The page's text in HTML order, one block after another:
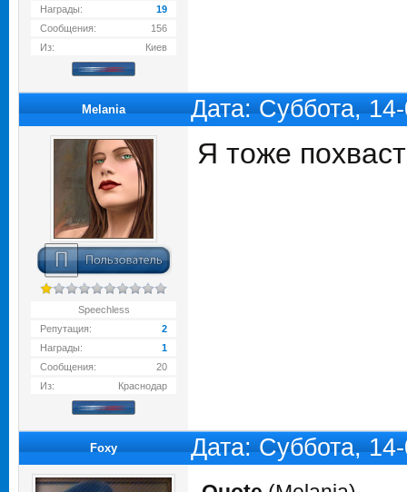
Награды:
19
Сообщения:
156
Из:
Киев
Melania Дата: Суббота,
Speechless
Репутация:
2
Награды:
1
Сообщения:
20
Из:
Краснодар
Я тоже
Foxy Дата: Суббота,